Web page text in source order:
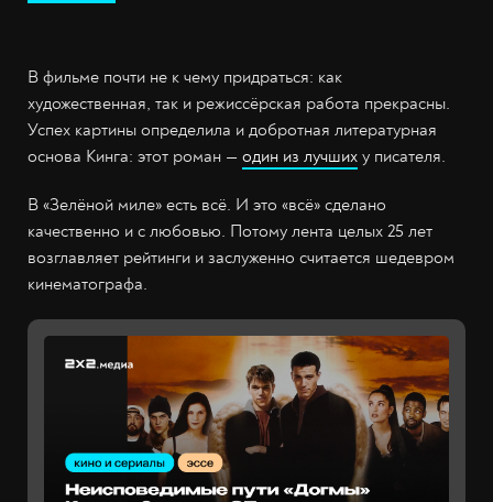
В фильме почти не к чему придраться: как
художественная, так и режиссёрская работа прекрасны.
Успех картины определила и добротная литературная
основа Кинга: этот роман — один из лучших у писателя.
В «Зелёной миле» есть всё. И это «всё» сделано
качественно и с любовью. Потому лента целых 25 лет
возглавляет рейтинги и заслуженно считается шедевром
кинематографа.